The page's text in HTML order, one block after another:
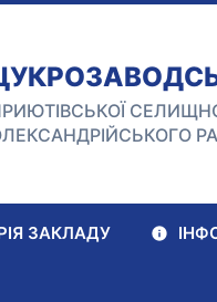
ЗАКЛАДУ